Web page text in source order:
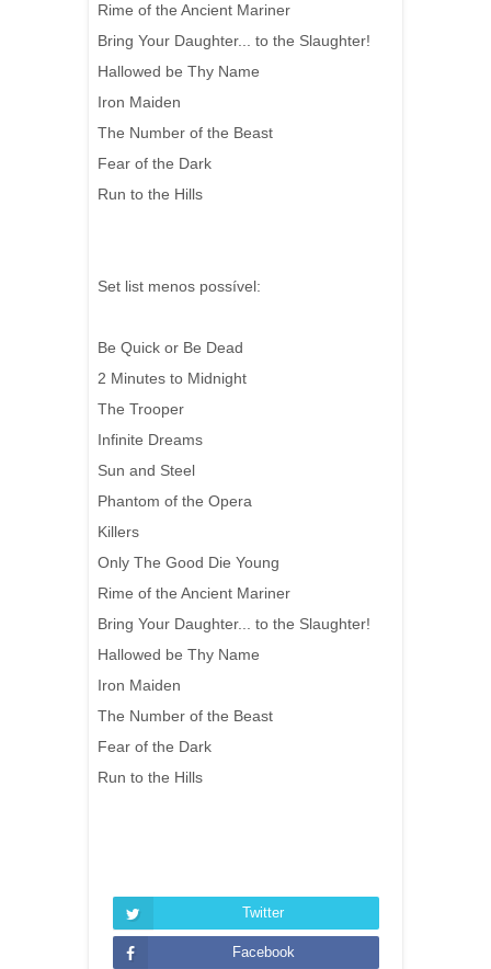
Rime of the Ancient Mariner
Bring Your Daughter... to the Slaughter!
Hallowed be Thy Name
Iron Maiden
The Number of the Beast
Fear of the Dark
Run to the Hills
Set list menos possível:
Be Quick or Be Dead
2 Minutes to Midnight
The Trooper
Infinite Dreams
Sun and Steel
Phantom of the Opera
Killers
Only The Good Die Young
Rime of the Ancient Mariner
Bring Your Daughter... to the Slaughter!
Hallowed be Thy Name
Iron Maiden
The Number of the Beast
Fear of the Dark
Run to the Hills
Twitter
Facebook